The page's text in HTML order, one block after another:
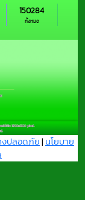
ทั้งหมด
150284
งปลอดภัย| นโยบาย